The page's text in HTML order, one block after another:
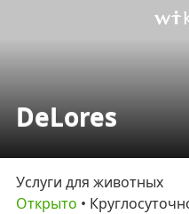
DeLores
Услуги для животных
Открыто •